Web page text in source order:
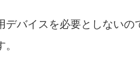
デバイスを必要としない